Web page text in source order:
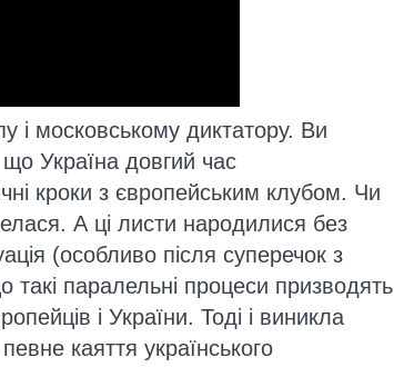
і московському диктатору. Ви
Україна довгий час
кроки з європейським клубом. Чи
А ці листи народилися без
(особливо після суперечок з
паралельні процеси призводять
і України. Тоді і виникла
каяття українського